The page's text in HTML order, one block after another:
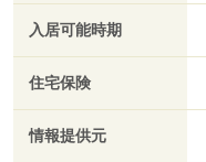
入居可能時期
住宅保険
情報提供元